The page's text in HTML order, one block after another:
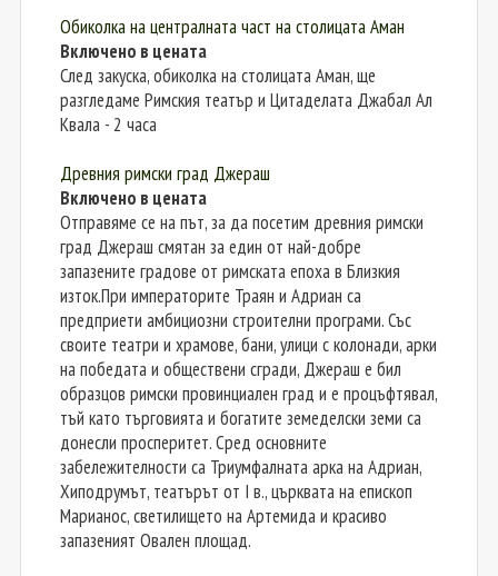
Обиколка на централната част на столицата Аман
Включено в цената
След закуска, обиколка на столицата Аман, ще
разгледаме Римския театър и Цитаделата Джабал Ал
Квала - 2 часа
Древния римски град Джераш
Включено в цената
Отправяме се на път, за да посетим древния римски
град Джераш смятан за един от най-добре
запазените градове от римската епоха в Близкия
изток.При императорите Траян и Адриан са
предприети амбициозни строителни програми. Със
своите театри и храмове, бани, улици с колонади, арки
на победата и обществени сгради, Джераш е бил
образцов римски провинциален град и е процъфтявал,
тъй като търговията и богатите земеделски земи са
донесли просперитет. Сред основните
забележителности са Триумфалната арка на Адриан,
Хиподрумът, театърът от I в., църквата на епископ
Марианос, светилището на Артемида и красиво
запазеният Овален площад.